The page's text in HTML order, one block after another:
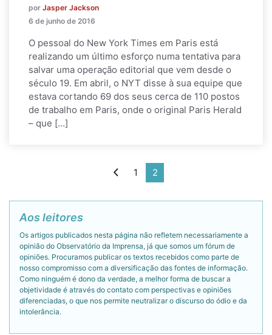
por Jasper Jackson
6 de junho de 2016
O pessoal do New York Times em Paris está
realizando um último esforço numa tentativa para
salvar uma operação editorial que vem desde o
século 19. Em abril, o NYT disse à sua equipe que
estava cortando 69 dos seus cerca de 110 postos
de trabalho em Paris, onde o original Paris Herald
– que […]
1 2
Aos leitores
Os artigos publicados nesta página não refletem necessariamente a
opinião do Observatório da Imprensa, já que somos um fórum de
opiniões. Procuramos publicar os textos recebidos como parte de
nosso compromisso com a diversificação das fontes de informação.
Como ninguém é dono da verdade, a melhor forma de buscar a
objetividade é através do contato com perspectivas e opiniões
diferenciadas, o que nos permite neutralizar o discurso do ódio e da
intolerância.